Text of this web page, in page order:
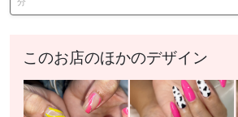
このお店のほかのデザイン